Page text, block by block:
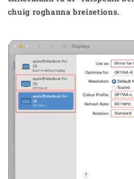
chuig roghanna breisetions.